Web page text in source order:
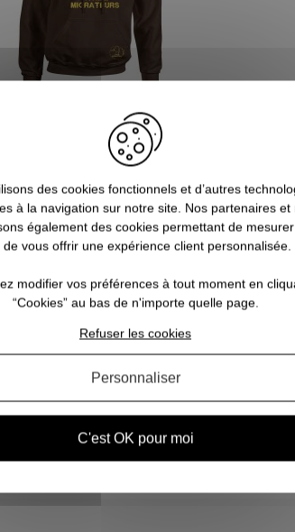
Sweat capuche marron XTREM
MIGRATEURS
32,90 €
1★ 2★ 3★
3
des cookies fonctionnels et d’autres
à la navigation sur notre site. Nos partenaires et
également des cookies permettant de
de vous offrir une expérience client personnalisée.
modifier vos préférences à tout moment en
“Cookies” au bas de n'importe quelle page.
C'est OK pour moi
Refuser les cookies
Personnaliser